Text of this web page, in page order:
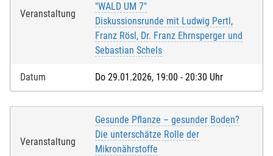
Veranstaltung
"WALD UM 7"
Diskussionsrunde mit Ludwig Pertl,
Franz Rösl, Dr. Franz Ehrnsperger und
Sebastian Schels
Datum Do 29.01.2026, 19:00 - 20:30 Uhr
Veranstaltung
Gesunde Pflanze – gesunder Boden?
Die unterschätze Rolle der
Mikronährstoffe